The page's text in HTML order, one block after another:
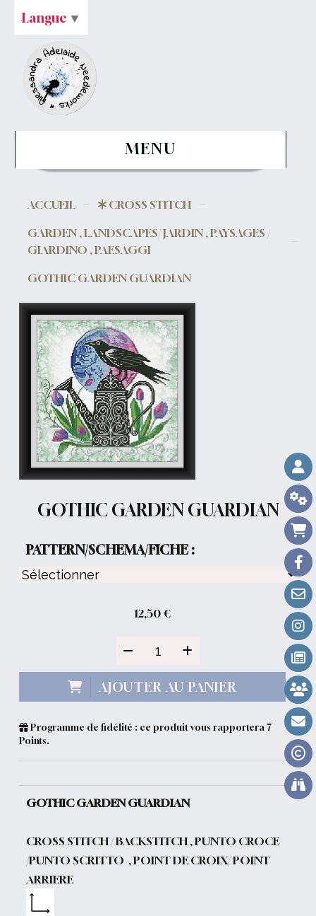
MENU
ACCUEIL
CROSS STITCH
GARDEN , LANDSCAPES/ JARDIN , PAYSAGES /
GIARDINO , PAESAGGI
GOTHIC GARDEN GUARDIAN
GOTHIC GARDEN GUARDIAN
PATTERN/SCHEMA/FICHE :
12,50 €
AJOUTER AU PANIER
Programme de fidélité : ce produit vous rapportera7
Points.
GOTHIC GARDEN GUARDIAN
CROSS STITCH / BACKSTITCH , PUNTO CROCE
/PUNTO SCRITTO , POINT DE CROIX/ POINT
ARRIERE
Langue ▼